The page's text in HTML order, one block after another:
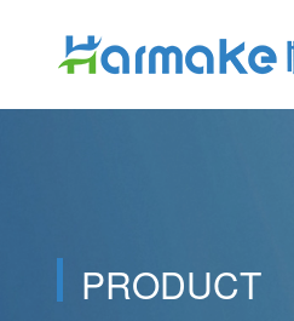
PRODUCT